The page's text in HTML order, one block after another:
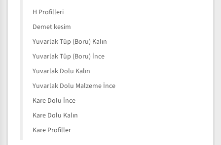
H Profilleri
Demet kesim
Yuvarlak Tüp (Boru) Kalın
Yuvarlak Tüp (Boru) İnce
Yuvarlak Dolu Kalın
Yuvarlak Dolu Malzeme İnce
Kare Dolu İnce
Kare Dolu Kalın
Kare Profiller